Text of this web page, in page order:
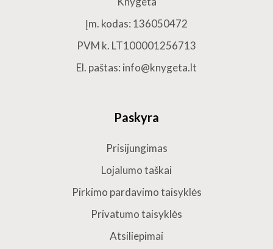
Paskyra
Prisijungimas
Lojalumo taškai
Pirkimo pardavimo taisyklės
Privatumo taisyklės
Atsiliepimai
Įm. kodas: 136050472
PVM k. LT100001256713
El. paštas: info@knygeta.lt